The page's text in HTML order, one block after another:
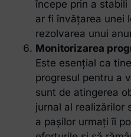
începe prin a
ar fi învățarea unei
rezolvarea unui
Monitorizarea
Este esențial ca
progresul pentru a
sunt de atingerea
jurnal al realizărilor
a pașilor urmați îi